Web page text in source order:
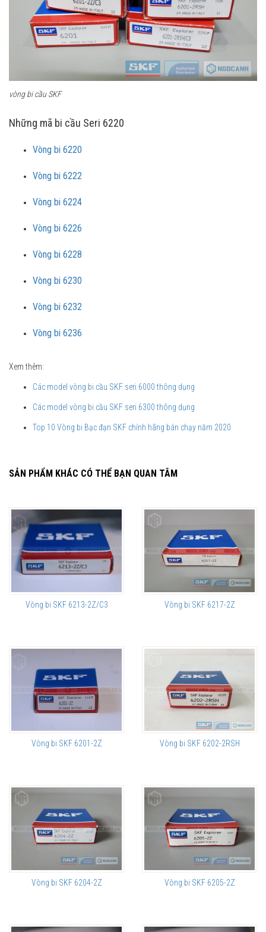
vòng bi cầu SKF
Những mã bi cầu Seri 6220
Vòng bi 6220
Vòng bi 6222
Vòng bi 6224
Vòng bi 6226
Vòng bi 6228
Vòng bi 6230
Vòng bi 6232
Vòng bi 6236
Xem thêm:
Các model vòng bi cầu SKF seri 6000 thông dụng
Các model vòng bi cầu SKF seri 6300 thông dụng
Top 10 Vòng bi Bạc đạn SKF chính hãng bán chạy năm 2020
SẢN PHẨM KHÁC CÓ THỂ BẠN QUAN TÂM
Vòng bi SKF 6213-2Z/C3 Vòng bi SKF 6217-2Z
Vòng bi SKF 6201-2Z Vòng bi SKF 6202-2RSH
Vòng bi SKF 6204-2Z Vòng bi SKF 6205-2Z